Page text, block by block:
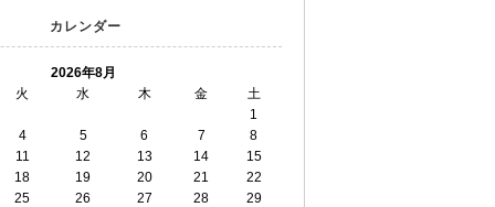
カレンダー
2026年8月
火 水 木 金
土
1
4 5 6 7
8
11 12 13 14
15
18 19 20 21
22
25 26 27 28
29